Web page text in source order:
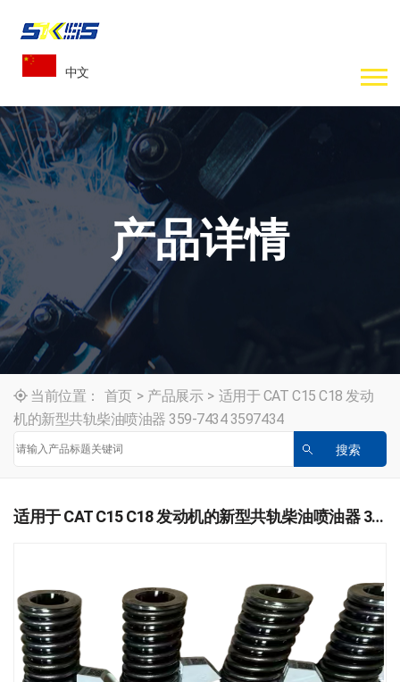
中文
产品详情
当前位置： 首页 > 产品展示 > 适用于 CAT C15 C18 发动
机的新型共轨柴油喷油器 359-7434 3597434
适用于 CAT C15 C18 发动机的新型共轨柴油喷油器 359-7434 3597434